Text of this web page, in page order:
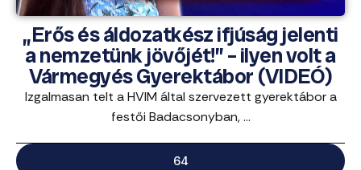
„Erős és áldozatkész ifjúság jelenti
a nemzetünk jövőjét!” – ilyen volt a
Vármegyés Gyerektábor (VIDEÓ)
Izgalmasan telt a HVIM által szervezett gyerektábor a
festői Badacsonyban, ...
64